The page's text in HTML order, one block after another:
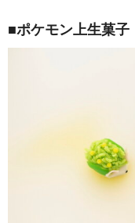
■ポケモン上生菓子